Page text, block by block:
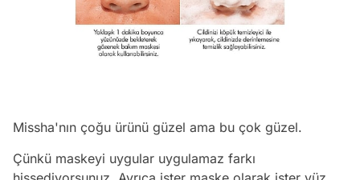
Missha'nın çoğu ürünü güzel ama bu çok güzel.
Çünkü maskeyi uygular uygulamaz farkı